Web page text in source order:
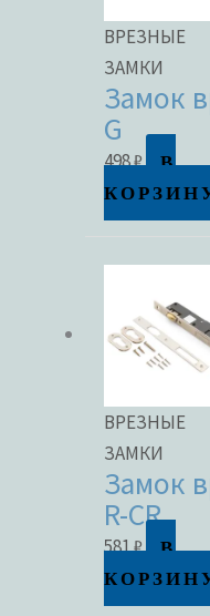
ВРЕЗНЫЕ
ЗАМКИ
Замок
G
498₽
В
ВРЕЗНЫЕ
ЗАМКИ
Замок
R-CR
581₽
В